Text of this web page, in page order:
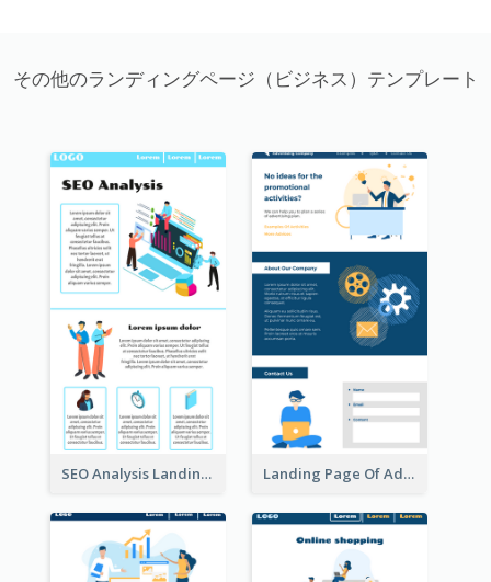
その他のランディングページ（ビジネス）テンプレート
SEO Analysis Landing Page Landing Page Of Advertising Company